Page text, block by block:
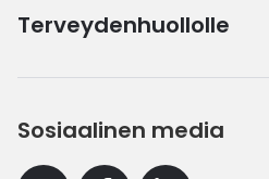
Terveydenhuollolle
Sosiaalinen media